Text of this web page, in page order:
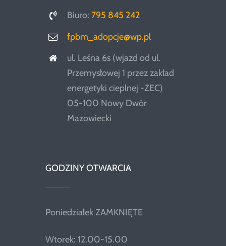
Biuro:795 845 242
fpbm_adopcje@wp.pl
ul. Leśna 6s (wjazd od ul.
Przemysłowej 1 przez zakład
energetyki cieplnej -ZEC)
05-100 Nowy Dwór
Mazowiecki
GODZINY OTWARCIA
Poniedziałek ZAMKNIĘTE
Wtorek: 12.00-15.00